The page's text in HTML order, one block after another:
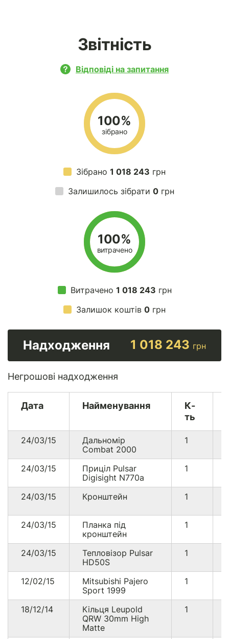
Звітність
Відповіді на запитання
100%
зібрано
Зібрано 1 018 243 грн
Залишилось зібрати 0грн
100%
витрачено
Витрачено 1 018 243 грн
Залишок коштів 0 грн
Надходження 1 018 243 грн
Негрошові надходження
Дата Найменування
К-
ть
24/03/15
Дальномір
Combat 2000
1
24/03/15
Приціл Pulsar
Digisight N770a
1
24/03/15 Кронштейн 1
24/03/15
Планка під
кронштейн
1
24/03/15
Тепловізор Pulsar
HD50S
1
12/02/15
Mitsubishi Pajero
Sport 1999
1
18/12/14
Кільця Leupold
QRW 30mm High
Matte
1